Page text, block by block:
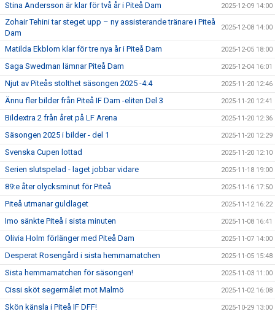
Stina Andersson är klar för två år i Piteå Dam 2025-12-09 14:00
Zohair Tehini tar steget upp – ny assisterande tränare i Piteå
Dam
2025-12-08 14:00
Matilda Ekblom klar för tre nya år i Piteå Dam 2025-12-05 18:00
Saga Swedman lämnar Piteå Dam 2025-12-04 16:01
Njut av Piteås stolthet säsongen 2025 -4:4 2025-11-20 12:46
Ännu fler bilder från Piteå IF Dam -eliten Del 3 2025-11-20 12:41
Bildextra 2 från året på LF Arena 2025-11-20 12:36
Säsongen 2025 i bilder - del 1 2025-11-20 12:29
Svenska Cupen lottad 2025-11-20 12:10
Serien slutspelad - laget jobbar vidare 2025-11-18 19:00
89:e åter olycksminut för Piteå 2025-11-16 17:50
Piteå utmanar guldlaget 2025-11-12 16:22
Imo sänkte Piteå i sista minuten 2025-11-08 16:41
Olivia Holm förlänger med Piteå Dam 2025-11-07 14:00
Desperat Rosengård i sista hemmamatchen 2025-11-05 15:48
Sista hemmamatchen för säsongen! 2025-11-03 11:00
Cissi sköt segermålet mot Malmö 2025-11-02 16:08
Skön känsla i Piteå IF DFF! 2025-10-29 13:00